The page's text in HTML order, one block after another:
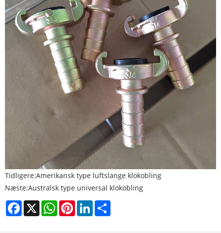
Tidligere:Amerikansk type luftslange klokobling
Næste:Australsk type universal klokobling
Facebook
X WhatsAppPinterestLinkedIn